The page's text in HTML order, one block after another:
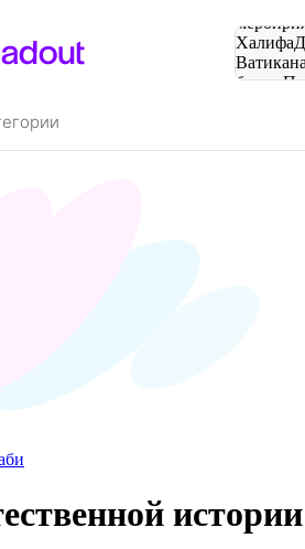
Халифа
Ватикана
башня